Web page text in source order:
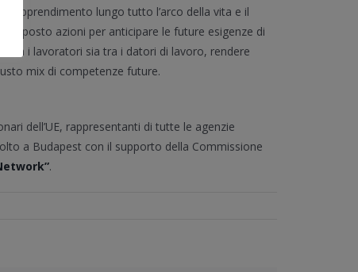
l’apprendimento lungo tutto l’arco della vita e il
azioni per anticipare le future esigenze di
tra i lavoratori sia tra i datori di lavoro, rendere
mix di competenze future.
dell’UE, rappresentanti di tutte le agenzie
a Budapest con il supporto della Commissione
.